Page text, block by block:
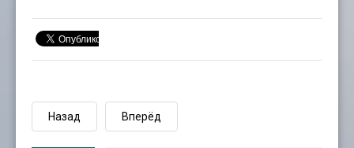
Назад Вперёд